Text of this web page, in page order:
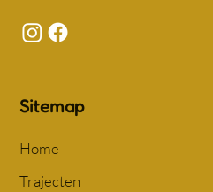
Sitemap
Home
Trajecten